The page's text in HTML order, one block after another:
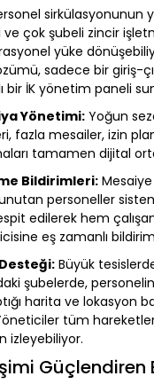
sirkülasyonunun
çok şubeli zincir
yüke
sadece bir giriş-
bir İK yönetim paneli
Yönetimi: Yoğun
fazla mesailer, izin
tamamen dijital
Bildirimleri:
personeller
edilerek hem
eş zamanlı
Büyük
şubelerde,
harita ve lokasyon
tüm
izleyebiliyor.
Güçlendiren